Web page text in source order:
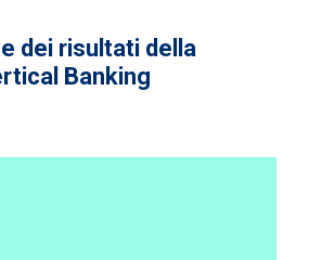
dei risultati della
Banking